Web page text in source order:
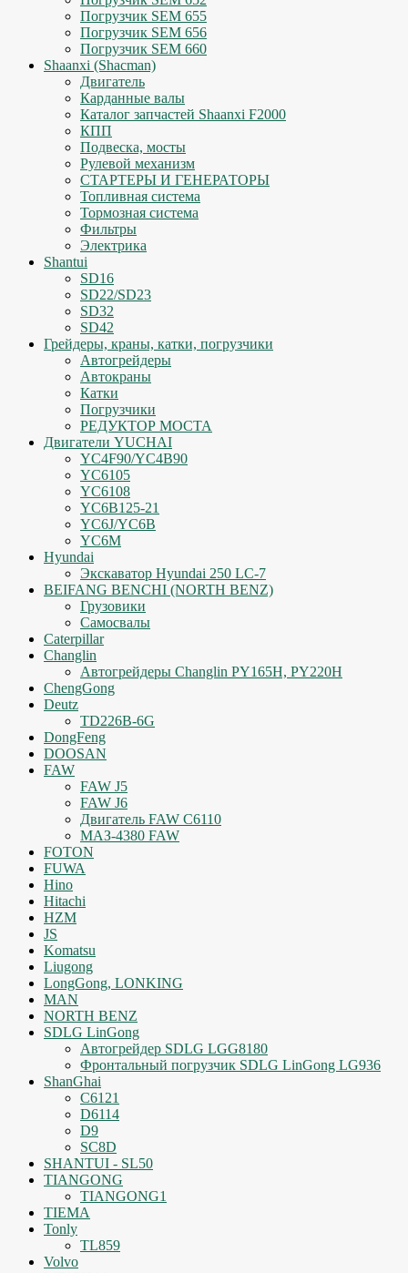
Погрузчик SEM 655
Погрузчик SEM 656
Погрузчик SEM 660
Shaanxi (Shacman)
Двигатель
Карданные валы
Каталог запчастей Shaanxi F2000
КПП
Подвеска, мосты
Рулевой механизм
СТАРТЕРЫ И ГЕНЕРАТОРЫ
Топливная система
Тормозная система
Фильтры
Электрика
Shantui
SD16
SD22/SD23
SD32
SD42
Грейдеры, краны, катки, погрузчики
Автогрейдеры
Автокраны
Катки
Погрузчики
РЕДУКТОР МОСТА
Двигатели YUCHAI
YC4F90/YC4B90
YC6105
YC6108
YC6B125-21
YC6J/YC6B
YC6M
Hyundai
Экскаватор Hyundai 250 LC-7
BEIFANG BENCHI (NORTH BENZ)
Грузовики
Самосвалы
Caterpillar
Changlin
Автогрейдеры Changlin PY165H, PY220H
ChengGong
Deutz
TD226B-6G
DongFeng
DOOSAN
FAW
FAW J5
FAW J6
Двигатель FAW C6110
МАЗ-4380 FAW
FOTON
FUWA
Hino
Hitachi
HZM
JS
Komatsu
Liugong
LongGong, LONKING
MAN
NORTH BENZ
SDLG LinGong
Автогрейдер SDLG LGG8180
Фронтальный погрузчик SDLG LinGong LG936
ShanGhai
C6121
D6114
D9
SC8D
SHANTUI - SL50
TIANGONG
TIANGONG1
TIEMA
Tonly
TL859
Volvo